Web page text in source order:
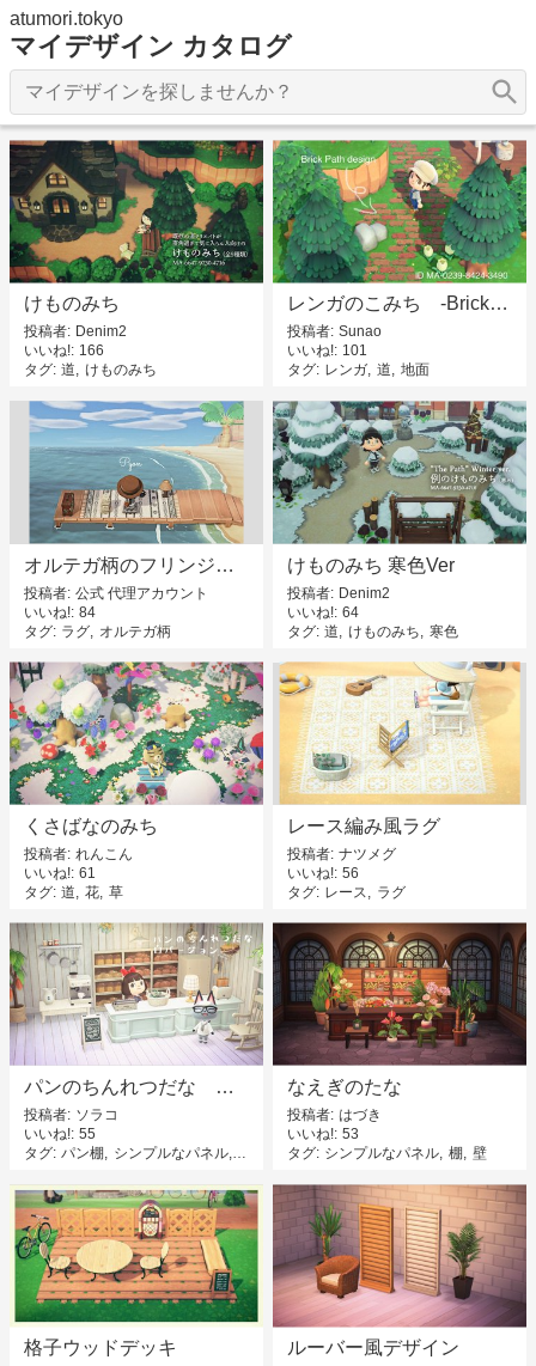
atumori.tokyo
マイデザイン カタログ
けものみち
投稿者
Denim2
いいね! 166
タグ 道 けものみち
レンガのこみち -Brick Path-
投稿者 Sunao
いいね! 101
タグ レンガ 道 地面
オルテガ柄のフリンジラグ
投稿者 公式 代理アカウント
いいね! 84
タグ ラグ オルテガ柄
けものみち 寒色Ver
投稿者 Denim2
いいね! 64
タグ 道 けものみち 寒色
くさばなのみち
投稿者 れんこん
いいね! 61
タグ 道 花 草
レース編み風ラグ
投稿者 ナツメグ
いいね! 56
タグ レース ラグ
パンのちんれつだな 白バージョン
投稿者 ソラコ
いいね! 55
タグ パン棚 シンプルなパネル パン屋
なえぎのたな
投稿者 はづき
いいね! 53
タグ シンプルなパネル 棚 壁
格子ウッドデッキ ルーバー風デザイン